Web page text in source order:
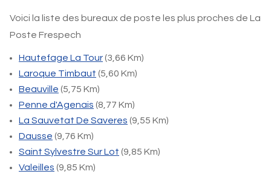
Voici la liste des bureaux de poste les plus proches de La
Poste Frespech
Hautefage La Tour(3,66 Km)
Laroque Timbaut (5,60 Km)
Beauville (5,75 Km)
Penne d'Agenais (8,77 Km)
La Sauvetat De Saveres (9,55 Km)
Dausse (9,76 Km)
Saint Sylvestre Sur Lot (9,85 Km)
Valeilles (9,85 Km)